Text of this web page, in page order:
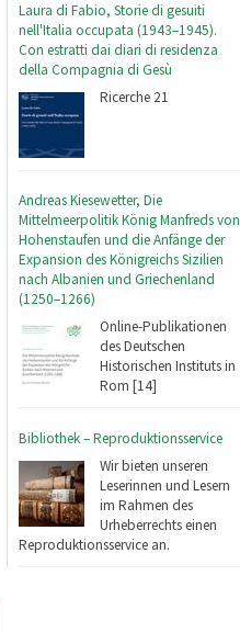
Laura di Fabio, Storie di gesuiti
nell'Italia occupata (1943–1945).
Con estratti dai diari di residenza
della Compagnia di Gesù
Ricerche 21
Andreas Kiesewetter, Die
Mittelmeerpolitik König Manfreds von
Hohenstaufen und die Anfänge der
Expansion des Königreichs Sizilien
nach Albanien und Griechenland
(1250–1266)
Online-Publikationen
des Deutschen
Historischen Instituts in
Rom [14]
Bibliothek – Reproduktionsservice
Wir bieten unseren
Leserinnen und Lesern
im Rahmen des
Urheberrechts einen
Reproduktionsservice an.